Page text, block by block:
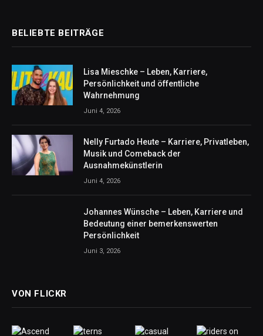
BELIEBTE BEITRÄGE
Lisa Mieschke – Leben, Karriere,
Persönlichkeit und öffentliche
Wahrnehmung
Juni 4, 2026
Nelly Furtado Heute – Karriere, Privatleben,
Musik und Comeback der
Ausnahmekünstlerin
Juni 4, 2026
Johannes Wünsche – Leben, Karriere und
Bedeutung einer bemerkenswerten
Persönlichkeit
Juni 3, 2026
VON FLICKR